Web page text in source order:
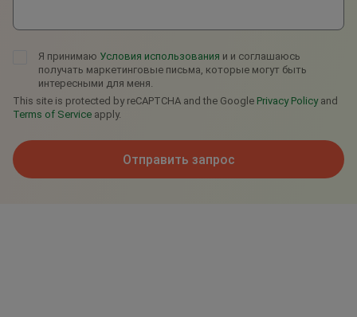
Я принимаю Условия использования и и соглашаюсь
получать маркетинговые письма, которые могут быть
интересными для меня.
This site is protected by reCAPTCHA and the Google Privacy Policyand
Terms of Service apply.
Отправить запрос